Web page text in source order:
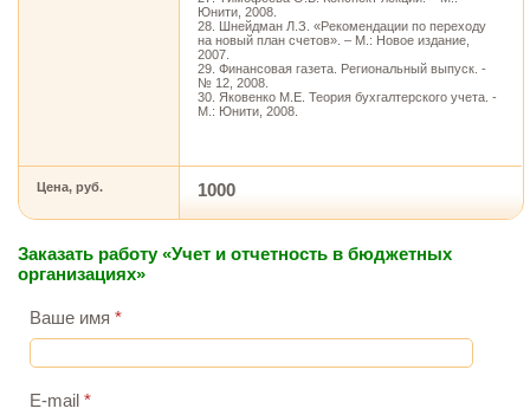
Юнити, 2008.
28. Шнейдман Л.З. «Рекомендации по переходу
на новый план счетов». – М.: Новое издание,
2007.
29. Финансовая газета. Региональный выпуск. -
№ 12, 2008.
30. Яковенко М.Е. Теория бухгалтерского учета. -
М.: Юнити, 2008.
Цена, руб. 1000
Заказать работу «Учет и отчетность в бюджетных
организациях»
Ваше имя *
E-mail *